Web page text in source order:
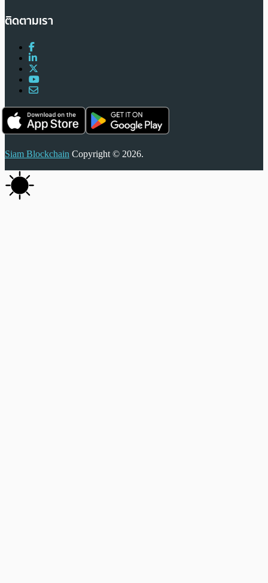
ติดตามเรา
Siam Blockchain Copyright © 2026.